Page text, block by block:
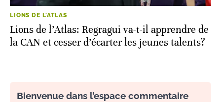
LIONS DE L'ATLAS
Lions de l’Atlas: Regragui va-t-il apprendre de
la CAN et cesser d’écarter les jeunes talents?
Bienvenue dans l’espace commentaire